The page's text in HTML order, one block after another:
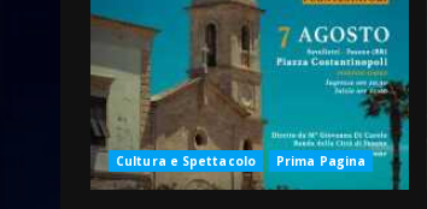
Cultura e Spettacolo Prima Pagina